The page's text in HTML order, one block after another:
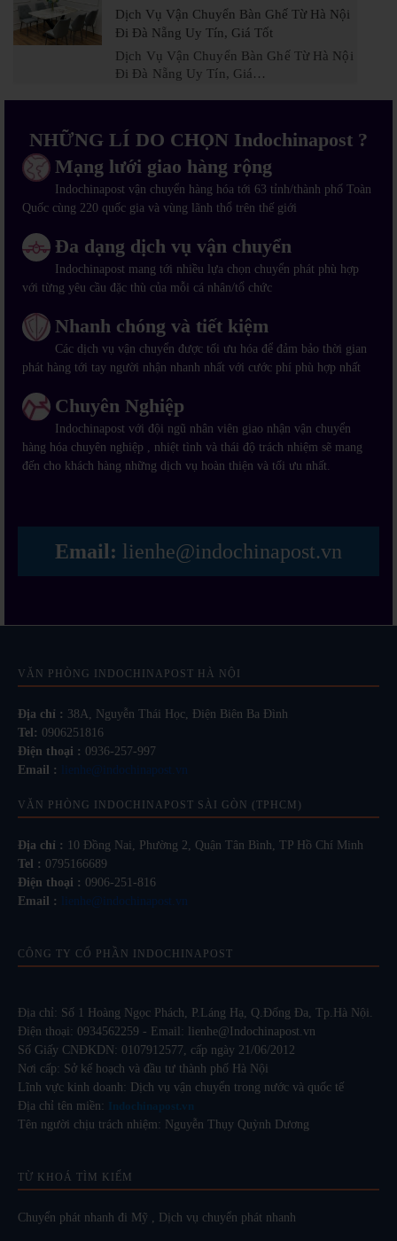
Dịch Vụ Vận Chuyển Bàn Ghế Từ Hà Nội
Đi Đà Nẵng Uy Tín, Giá Tốt
Dịch Vụ Vận Chuyển Bàn Ghế Từ Hà Nội
Đi Đà Nẵng Uy Tín, Giá…
NHỮNG LÍ DO CHỌN Indochinapost ?
Mạng lưới giao hàng rộng
Indochinapost vận chuyển hàng hóa tới 63 tỉnh/thành phố Toàn
Quốc cùng 220 quốc gia và vùng lãnh thổ trên thế giới
Đa dạng dịch vụ vận chuyển
Indochinapost mang tới nhiều lựa chọn chuyển phát phù hợp
với từng yêu cầu đặc thù của mỗi cá nhân/tổ chức
Nhanh chóng và tiết kiệm
Các dịch vụ vận chuyển được tối ưu hóa để đảm bảo thời gian
phát hàng tới tay người nhận nhanh nhất với cước phí phù hợp nhất
Chuyên Nghiệp
Indochinapost với đội ngũ nhân viên giao nhận vận chuyển
hàng hóa chuyên nghiệp , nhiệt tình và thái độ trách nhiệm sẽ mang
đến cho khách hàng những dịch vụ hoàn thiện và tối ưu nhất.
Email: lienhe@indochinapost.vn
VĂN PHÒNG INDOCHINAPOST HÀ NỘI
Địa chỉ : 38A, Nguyễn Thái Học, Điện Biên Ba Đình
Tel: 0906251816
Điện thoại : 0936-257-997
Email :
lienhe@indochinapost.vn
VĂN PHÒNG INDOCHINAPOST SÀI GÒN (TPHCM)
Địa chỉ : 10 Đồng Nai, Phường 2, Quận Tân Bình, TP Hồ Chí Minh
Tel : 0795166689
Điện thoại : 0906-251-816
Email :
lienhe@indochinapost.vn
CÔNG TY CỔ PHẦN INDOCHINAPOST
Địa chỉ: Số 1 Hoàng Ngọc Phách, P.Láng Hạ, Q.Đống Đa, Tp.Hà Nội.
Điện thoại: 0934562259 - Email: lienhe@Indochinapost.vn
Số Giấy CNĐKDN: 0107912577, cấp ngày 21/06/2012
Nơi cấp: Sở kế hoạch và đầu tư thành phố Hà Nội
Lĩnh vực kinh doanh: Dịch vụ vận chuyển trong nước và quốc tế
Địa chỉ tên miền: Indochinapost.vn
Tên người chịu trách nhiệm: Nguyễn Thụy Quỳnh Dương
TỪ KHOÁ TÌM KIẾM
Chuyển phát nhanh đi Mỹ , Dịch vụ chuyển phát nhanh